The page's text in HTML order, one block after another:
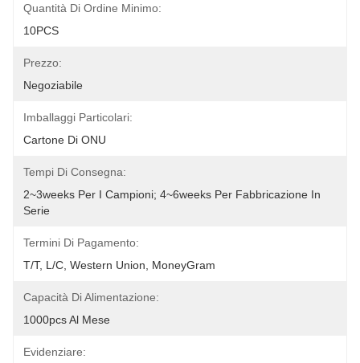
Quantità Di Ordine Minimo:
10PCS
Prezzo:
Negoziabile
Imballaggi Particolari:
Cartone Di ONU
Tempi Di Consegna:
2~3weeks Per I Campioni; 4~6weeks Per Fabbricazione In
Serie
Termini Di Pagamento:
T/T, L/C, Western Union, MoneyGram
Capacità Di Alimentazione:
1000pcs Al Mese
Evidenziare: